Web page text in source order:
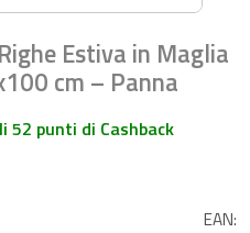
Estiva in Maglia
cm – Panna
52 punti di Cashback
EAN: